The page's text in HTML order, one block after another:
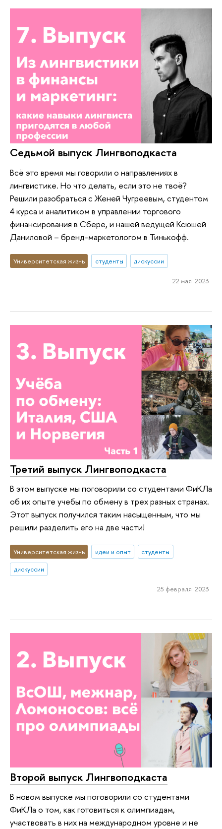
Седьмой выпуск Лингвоподкаста
Всё это время мы говорили о направлениях в
лингвистике. Но что делать, если это не твоё?
Решили разобраться с Женей Чугреевым, студентом
4 курса и аналитиком в управлении торгового
финансирования в Сбере, и нашей ведущей Ксюшей
Даниловой – бренд-маркетологом в Тинькофф.
Университетская жизнь студенты дискуссии
22 мая 2023
Третий выпуск Лингвоподкаста
В этом выпуске мы поговорили со студентами ФиКЛа
об их опыте учебы по обмену в трех разных странах.
Этот выпуск получился таким насыщенным, что мы
решили разделить его на две части!
Университетская жизнь идеи и опыт
студенты
дискуссии
25 февраля 2023
Второй выпуск Лингвоподкаста
В новом выпуске мы поговорили со студентами
ФиКЛа о том, как готовиться к олимпиадам,
участвовать в них на международном уровне и не